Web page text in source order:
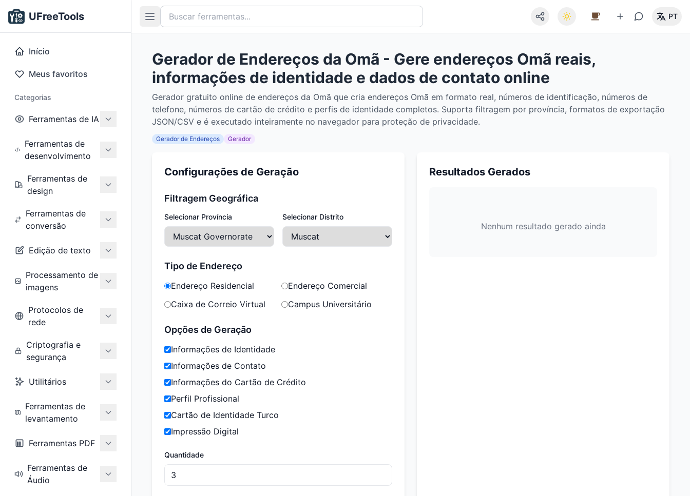
UFreeTools
Início
Meus favoritos
Categorias
Ferramentas de IA
Ferramentas de
desenvolvimento
Ferramentas de
design
Ferramentas de
conversão
Edição de texto
Processamento de
imagens
Protocolos de
rede
Criptografia e
segurança
Utilitários
Ferramentas de
levantamento
Ferramentas PDF
Ferramentas de
Áudio
PT
Gerador de Endereços da Omã - Gere endereços Omã reais,
informações de identidade e dados de contato online
Gerador gratuito online de endereços da Omã que cria endereços Omã em formato real, números de identificação, números de
telefone, números de cartão de crédito e perfis de identidade completos. Suporta filtragem por província, formatos de exportação
JSON/CSV e é executado inteiramente no navegador para proteção de privacidade.
Gerador de Endereços Gerador
Configurações de Geração
Filtragem Geográfica
Selecionar Província Selecionar Distrito
Tipo de Endereço
Endereço Residencial
Endereço Comercial
Caixa de Correio Virtual
Campus Universitário
Opções de Geração
Informações de Identidade
Informações de Contato
Informações do Cartão de Crédito
Perfil Profissional
Cartão de Identidade Turco
Impressão Digital
Quantidade
Resultados Gerados
Nenhum resultado gerado ainda